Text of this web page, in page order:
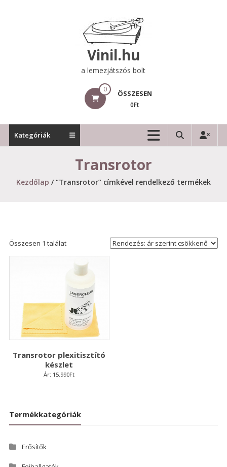
Vinil.hu
a lemezjátszós bolt
0 ÖSSZESEN
0Ft
Kategóriák
Transrotor
Kezdőlap / “Transrotor” címkével rendelkező termékek
Összesen 1 találat
Transrotor plexitisztító
készlet
Ár: 15.990Ft
Termékkategóriák
Erősítők